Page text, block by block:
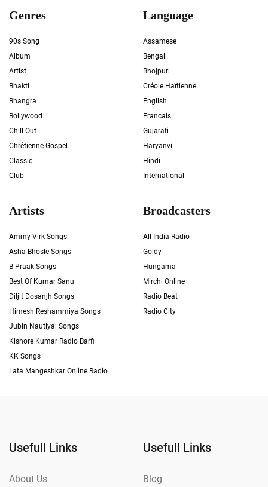
Genres
90s Song
Album
Artist
Bhakti
Bhangra
Bollywood
Chill Out
Chrétienne Gospel
Classic
Club
Language
Assamese
Bengali
Bhojpuri
Créole Haïtienne
English
Francais
Gujarati
Haryanvi
Hindi
International
Artists
Ammy Virk Songs
Asha Bhosle Songs
B Praak Songs
Best Of Kumar Sanu
Diljit Dosanjh Songs
Himesh Reshammiya Songs
Jubin Nautiyal Songs
Kishore Kumar Radio Barfi
KK Songs
Lata Mangeshkar Online Radio
Broadcasters
All India Radio
Goldy
Hungama
Mirchi Online
Radio Beat
Radio City
Usefull Links
About Us
Usefull Links
Blog